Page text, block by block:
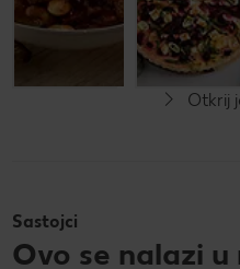
Jednostavno
Otkrij
Sastojci
Ovo se nalazi